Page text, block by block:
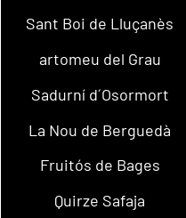
Sant Boi de Lluçanès
artomeu del Grau
Sadurní d´Osormort
La Nou de Berguedà
Fruitós de Bages
Quirze Safaja